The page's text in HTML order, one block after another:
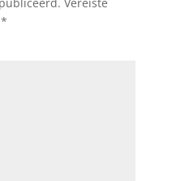
Vereiste
*